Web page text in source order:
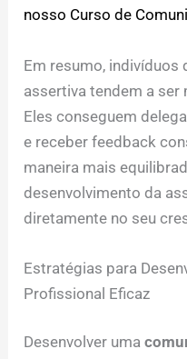
nosso Curso de
Em resumo, indivíduos
assertiva tendem a
Eles conseguem
e receber feedback
maneira mais
desenvolvimento da
diretamente no seu
Estratégias para
Profissional Eficaz
Desenvolver uma